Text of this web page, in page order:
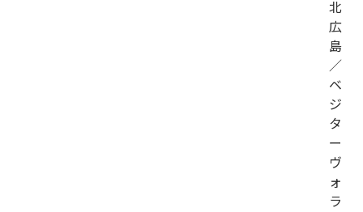
北
広
島
／
ベ
ジ
タ
ー
ヴ
ォ
ラ